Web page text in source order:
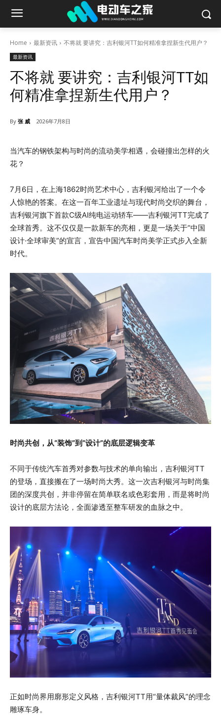
Home 最新资讯 不将就 要讲究：吉利银河TT如何精准拿捏新生代用户？
最新资讯
不将就 要讲究：吉利银河TT如
何精准拿捏新生代用户？
By 张 威 2026年7月8日
当汽车的钢铁架构与时尚的流动美学相遇，会碰撞出怎样的火
花？
7月6日，在上海1862时尚艺术中心，吉利银河给出了一个令
人惊艳的答案。在这一百年工业遗址与现代时尚交织的舞台，
吉利银河旗下首款C级AI纯电运动轿车——吉利银河TT完成了
全球首秀。这不仅仅是一款新车的亮相，更是一场关于“中国
设计·全球审美”的宣言，宣告中国汽车时尚美学正式步入全新
时代。
时尚共创，从“装饰”到“设计”的底层逻辑变革
不同于传统汽车首秀对参数与技术的单向输出，吉利银河TT
的登场，直接搬在了一场时尚大秀。这一次吉利银河与时尚集
团的深度共创，并非停留在简单联名或色彩套用，而是将时尚
设计的底层方法论，全面渗透至整车研发的血脉之中。
正如时尚界用廓形定义风格，吉利银河TT用“量体裁风”的理念
雕琢车身。